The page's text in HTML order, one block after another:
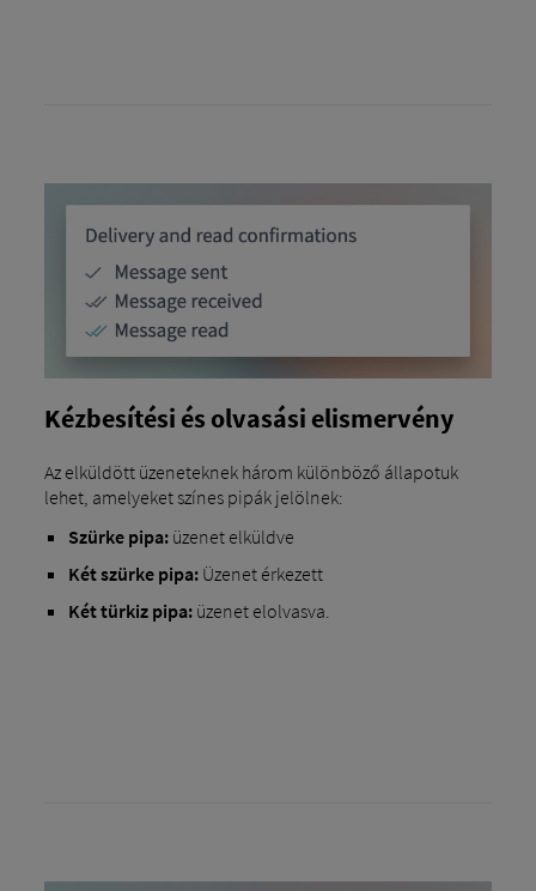
Kézbesítési és olvasási elismervény
Az elküldött üzeneteknek három különböző állapotuk
lehet, amelyeket színes pipák jelölnek:
Szürke pipa:üzenet elküldve
Két szürke pipa:Üzenet érkezett
Két türkiz pipa:üzenet elolvasva.